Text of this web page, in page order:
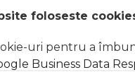
foloseste
uri pentru a
Business Data